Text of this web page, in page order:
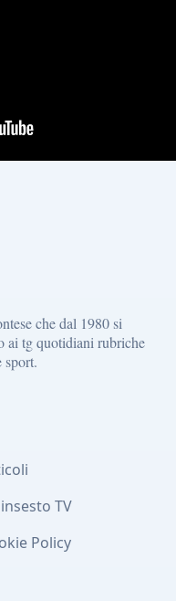
che dal 1980 si
ai tg quotidiani rubriche
sport.
TV
Policy